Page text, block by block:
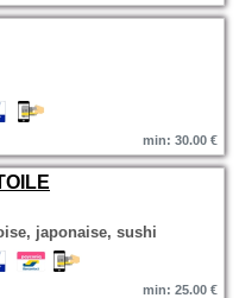
min: 30.00 €
japonaise, sushi
min: 25.00 €